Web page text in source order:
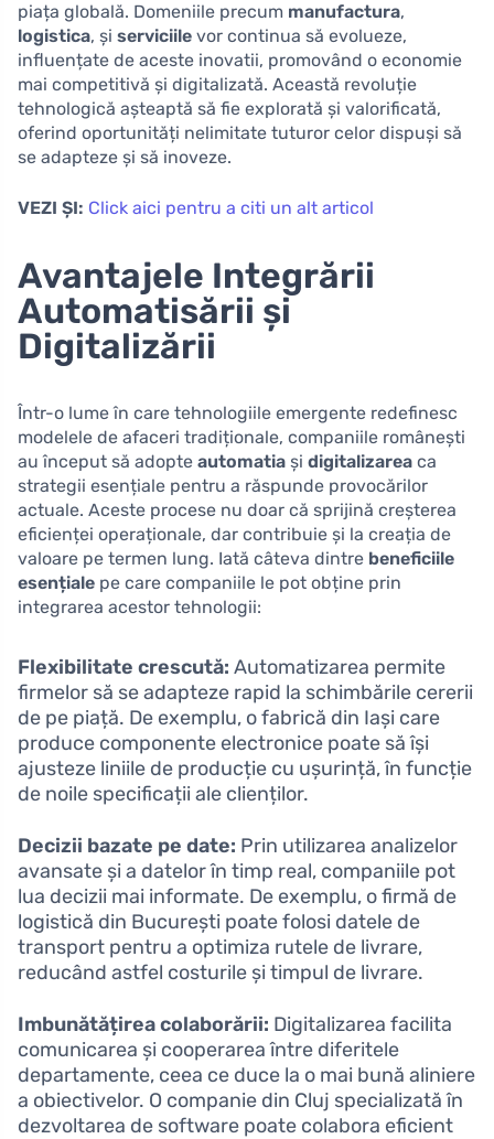
piața globală. Domeniile precum manufactura,
logistica, și serviciile vor continua să evolueze,
influențate de aceste inovatii, promovând o economie
mai competitivă și digitalizată. Această revoluție
tehnologică așteaptă să fie explorată și valorificată,
oferind oportunități nelimitate tuturor celor dispuși să
se adapteze și să inoveze.
VEZI ȘI: Click aici pentru a citi un alt articol
Avantajele Integrării
Automatisării și
Digitalizării
Într-o lume în care tehnologiile emergente redefinesc
modelele de afaceri tradiționale, companiile românești
au început să adopte automatia și digitalizarea ca
strategii esențiale pentru a răspunde provocărilor
actuale. Aceste procese nu doar că sprijină creșterea
eficienței operaționale, dar contribuie și la creația de
valoare pe termen lung. Iată câteva dintre beneficiile
esențiale pe care companiile le pot obține prin
integrarea acestor tehnologii:
Flexibilitate crescută: Automatizarea permite
firmelor să se adapteze rapid la schimbările cererii
de pe piață. De exemplu, o fabrică din Iași care
produce componente electronice poate să își
ajusteze liniile de producție cu ușurință, în funcție
de noile specificații ale clienților.
Decizii bazate pe date: Prin utilizarea analizelor
avansate și a datelor în timp real, companiile pot
lua decizii mai informate. De exemplu, o firmă de
logistică din București poate folosi datele de
transport pentru a optimiza rutele de livrare,
reducând astfel costurile și timpul de livrare.
Imbunătățirea colaborării: Digitalizarea facilita
comunicarea și cooperarea între diferitele
departamente, ceea ce duce la o mai bună aliniere
a obiectivelor. O companie din Cluj specializată în
dezvoltarea de software poate colabora eficient